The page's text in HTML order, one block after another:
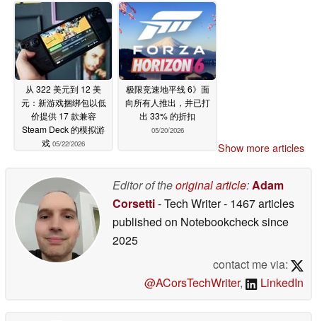
从 322 美元到 12 美
元：新游戏捆绑包以低
价提供 17 款兼容
Steam Deck 的模拟游
戏 05/22/2026
极限竞速地平线 6》面
向所有人推出，并已打
出 33% 的折扣
05/20/2026
Show more articles
Editor of theoriginal article:Adam
Corsetti- Tech Writer- 1467 articles
published on Notebookchecksince
2025
contact me via:
@ACorsTechWriter, LinkedIn